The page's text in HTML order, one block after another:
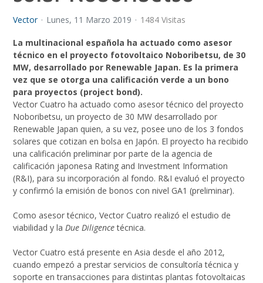
Vector Lunes, 11 Marzo 2019 1484 Visitas
La multinacional española ha actuado como asesor
técnico en el proyecto fotovoltaico Noboribetsu, de 30
MW, desarrollado por Renewable Japan. Es la primera
vez que se otorga una calificación verde a un bono
para proyectos (project bond).
Vector Cuatro ha actuado como asesor técnico del proyecto
Noboribetsu, un proyecto de 30 MW desarrollado por
Renewable Japan quien, a su vez, posee uno de los 3 fondos
solares que cotizan en bolsa en Japón. El proyecto ha recibido
una calificación preliminar por parte de la agencia de
calificación japonesa Rating and Investment Information
(R&I), para su incorporación al fondo. R&I evaluó el proyecto
y confirmó la emisión de bonos con nivel GA1 (preliminar).
Como asesor técnico, Vector Cuatro realizó el estudio de
viabilidad y laDue Diligencetécnica.
Vector Cuatro está presente en Asia desde el año 2012,
cuando empezó a prestar servicios de consultoría técnica y
soporte en transacciones para distintas plantas fotovoltaicas